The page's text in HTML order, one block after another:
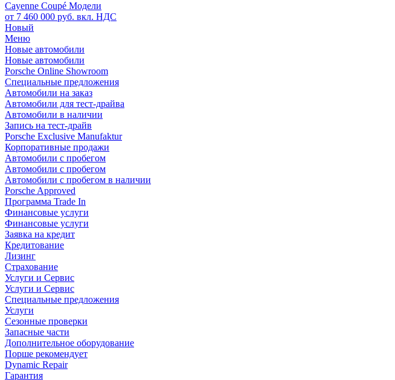
Cayenne Coupé Модели
от 7 460 000 руб. вкл. НДС
Новый
Меню
Новые автомобили
Новые автомобили
Porsche Online Showroom
Специальные предложения
Автомобили на заказ
Автомобили для тест-драйва
Автомобили в наличии
Запись на тест-драйв
Porsche Exclusive Manufaktur
Корпоративные продажи
Автомобили с пробегом
Автомобили с пробегом
Автомобили с пробегом в наличии
Porsche Approved
Программа Trade In
Финансовые услуги
Финансовые услуги
Заявка на кредит
Кредитование
Лизинг
Страхование
Услуги и Сервис
Услуги и Сервис
Специальные предложения
Услуги
Сезонные проверки
Запасные части
Дополнительное оборудование
Порше рекомендует
Dynamic Repair
Гарантия